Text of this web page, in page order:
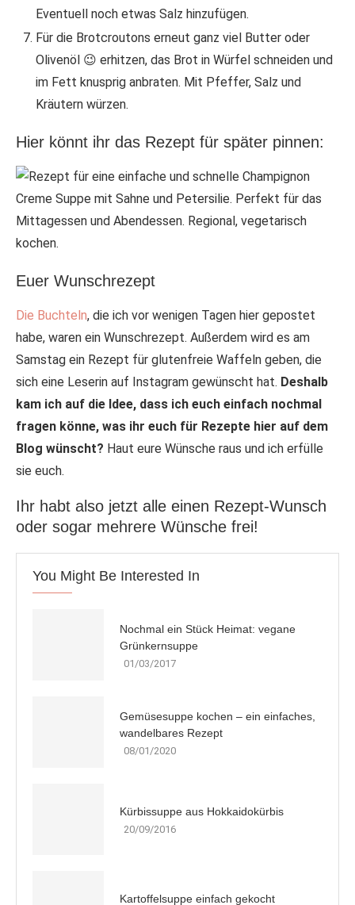
Eventuell noch etwas Salz hinzufügen.
Für die Brotcroutons erneut ganz viel Butter oder
Olivenöl 😉 erhitzen, das Brot in Würfel schneiden und
im Fett knusprig anbraten. Mit Pfeffer, Salz und
Kräutern würzen.
Hier könnt ihr das Rezept für später pinnen:
Euer Wunschrezept
Die Buchteln, die ich vor wenigen Tagen hier gepostet
habe, waren ein Wunschrezept. Außerdem wird es am
Samstag ein Rezept für glutenfreie Waffeln geben, die
sich eine Leserin auf Instagram gewünscht hat. Deshalb
kam ich auf die Idee, dass ich euch einfach nochmal
fragen könne, was ihr euch für Rezepte hier auf dem
Blog wünscht? Haut eure Wünsche raus und ich erfülle
sie euch.
Ihr habt also jetzt alle einen Rezept-Wunsch
oder sogar mehrere Wünsche frei!
You Might Be Interested In
Nochmal ein Stück Heimat: vegane
Grünkernsuppe
01/03/2017
Gemüsesuppe kochen – ein einfaches,
wandelbares Rezept
08/01/2020
Kürbissuppe aus Hokkaidokürbis
20/09/2016
Kartoffelsuppe einfach gekocht